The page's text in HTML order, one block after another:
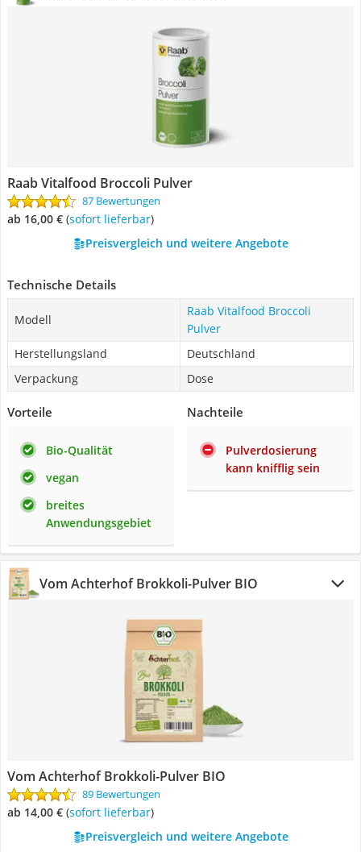
Raab Vitalfood Broccoli Pulver
87 Bewertungen
ab 16,00 € ( Sofort lieferbar)
Preisvergleich und weitere Angebote
Technische Details
Modell
Raab Vitalfood Broccoli
Pulver
Herstellungsland
Deutschland
Verpackung
Dose
Vorteile
Bio-Qualität
vegan
breites
Anwendungsgebiet
Nachteile
Pulverdosierung
kann knifflig sein
Vom Achterhof Brokkoli-Pulver BIO
Vom Achterhof Brokkoli-Pulver BIO
89 Bewertungen
ab 14,00 € ( Sofort lieferbar)
Preisvergleich und weitere Angebote